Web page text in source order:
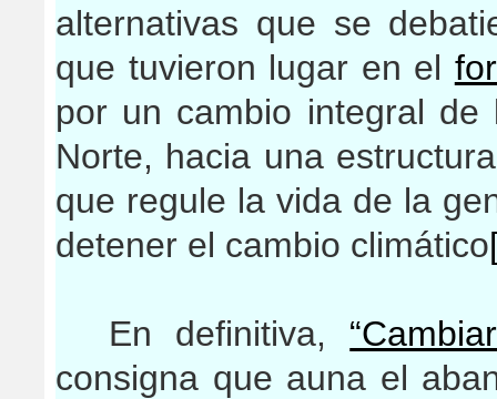
alternativas que se
que tuvieron lugar en el
por un cambio integral de
Norte, hacia una
que regule la vida de la
detener el cambio climático
En definitiva,
consigna que auna el